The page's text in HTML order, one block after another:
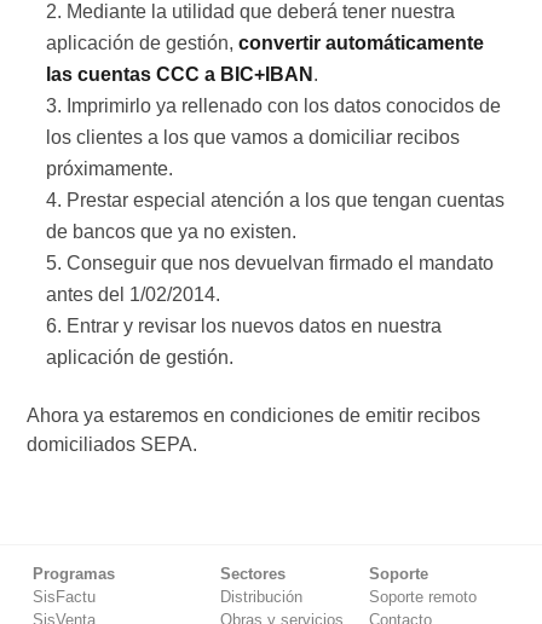
Mediante la utilidad que deberá tener nuestra
aplicación de gestión,convertir automáticamente
las cuentas CCC a BIC+IBAN .
Imprimirlo ya rellenado con los datos conocidos de
los clientes a los que vamos a domiciliar recibos
próximamente.
Prestar especial atención a los que tengan cuentas
de bancos que ya no existen.
Conseguir que nos devuelvan firmado el mandato
antes del 1/02/2014.
Entrar y revisar los nuevos datos en nuestra
aplicación de gestión.
Ahora ya estaremos en condiciones de emitir recibos
domiciliados SEPA.
Programas
SisFactu
SisVenta
Sectores
Distribución
Obras y servicios
Soporte
Soporte remoto
Contacto